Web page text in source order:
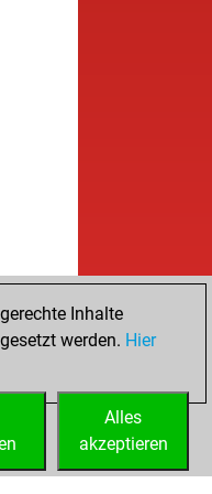
Inhalte
werden. Hier
Alles
akzeptieren